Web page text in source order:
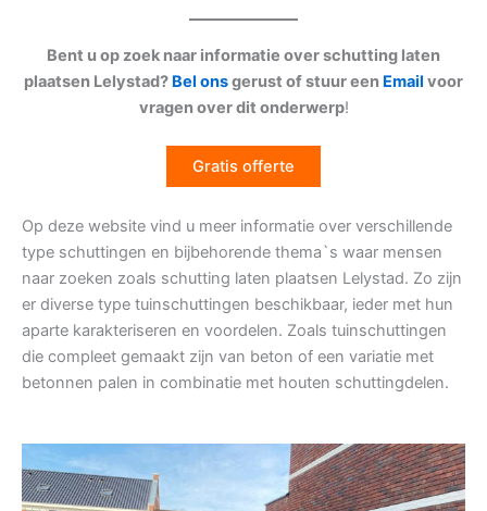
Bent u op zoek naar informatie over schutting laten
plaatsen Lelystad? Bel onsgerust of stuur een Email voor
vragen over dit onderwerp!
Gratis offerte
Op deze website vind u meer informatie over verschillende
type schuttingen en bijbehorende thema`s waar mensen
naar zoeken zoals schutting laten plaatsen Lelystad. Zo zijn
er diverse type tuinschuttingen beschikbaar, ieder met hun
aparte karakteriseren en voordelen. Zoals tuinschuttingen
die compleet gemaakt zijn van beton of een variatie met
betonnen palen in combinatie met houten schuttingdelen.